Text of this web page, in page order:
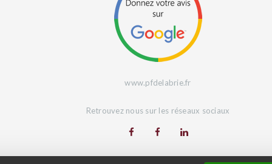
www.pfdelabrie.fr
Retrouvez nous sur les réseaux sociaux